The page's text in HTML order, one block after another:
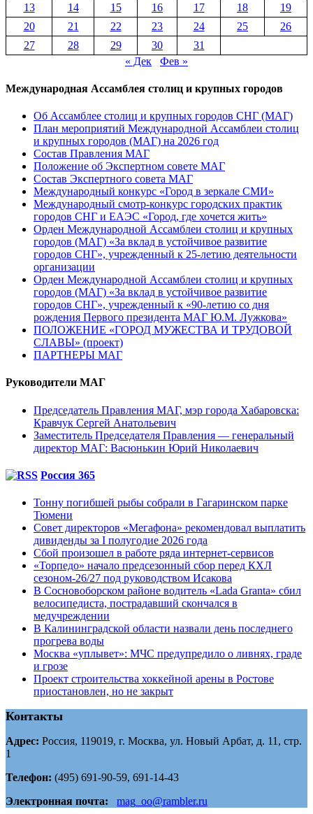
13
14 15 16 17 18
19
20
21 22 23 24 25
26
27
28 29 30
31
« Дек
Фев »
Международная Ассамблея столиц и крупных городов
Об Ассамблее столиц и крупных городов СНГ (МАГ)
План мероприятий Международной Ассамблеи столиц
и крупных городов (МАГ) на 2026 год
Состав Правления МАГ
Положение об Экспертном совете МАГ
Состав Экспертного совета МАГ
Международный конкурс «Город в зеркале СМИ»
Международный смотр-конкурс городских практик
городов СНГ и ЕАЭС «Город, где хочется жить»
Орден Международной Ассамблеи столиц и крупных
городов (МАГ) «За вклад в устойчивое развитие
городов СНГ», учрежденный к 25-летию деятельности
организации
Орден Международной Ассамблеи столиц и крупных
городов (МАГ) «За вклад в устойчивое развитие
городов СНГ», учрежденный к «90-летию со дня
рождения Первого президента МАГ Ю.М. Лужкова»
ПОЛОЖЕНИЕ «ГОРОД МУЖЕСТВА И ТРУДОВОЙ
СЛАВЫ» (проект)
ПАРТНЕРЫ МАГ
Руководители МАГ
Председатель Правления МАГ, мэр города Хабаровска:
Кравчук Сергей Анатольевич
Заместитель Председателя Правления — генеральный
директор МАГ: Васюнькин Юрий Николаевич
Россия 365
Тонну погибшей рыбы собрали в Гагаринском парке
Тюмени
Совет директоров «Мегафона» рекомендовал выплатить
дивиденды за I полугодие 2026 года
Сбой произошел в работе ряда интернет-сервисов
«Торпедо» начало предсезонный сбор перед КХЛ
сезоном-26/27 под руководством Исакова
В Сосновоборском районе водитель «Lada Granta» сбил
велосипедиста, пострадавший скончался в
медучреждении
В Калининградской области назвали день последнего
прогрева воды
Москва «уплывет»: МЧС предупредило о ливнях, граде
и грозе
Проект строительства хоккейной арены в Ростове
приостановлен, но не закрыт
Контакты
Адрес: Россия, 119019, г. Москва, ул. Новый Арбат, д. 11, стр.
1
Телефон: (495) 691-90-59, 691-14-43
Электронная почта:
mag_oo@rambler.ru